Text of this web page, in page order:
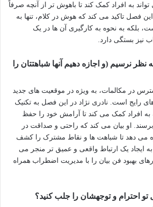
به افراد کمک کند تا باهوش تر از آنچه صرفاً
فصل تاکید می کند که هوش در کلام، تنها به
بلکه به نحوه به کارگیری آن ها در یک
بستگی دارد.
نرسیم (و اجازه دهیم آنها شباهتتان را
در مکالمات، به ویژه در موقعیت های جدید
رایج است. نادری نژاد در این فصل به تکنیک
به افراد کمک می کند تا آرامش خود را حفظ
او بیان می کند که راحتی و صداقت در
می دهد تا شباهت ها و نقاط مشترک را کشف
به ایجاد یک ارتباط واقعی و عمیق تر منجر می
بهبود فن بیان را با مدیریت اضطراب همراه